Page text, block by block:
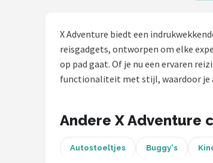
Speelgoed
Knuffel Cadeaus
X Adventure biedt een
reisgadgets, ontworpen om elke
op pad gaat. Of je nu een ervaren
functionaliteit met stijl, waardoor je
Andere X Adventure
Autostoeltjes Buggy's